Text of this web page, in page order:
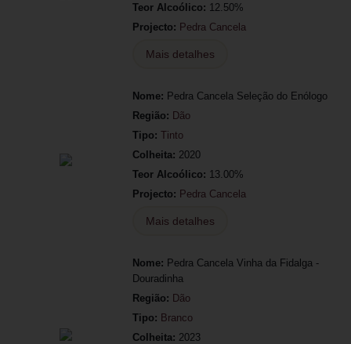
Teor Alcoólico: 12.50%
Projecto: Pedra Cancela
Mais detalhes
Nome: Pedra Cancela Seleção do Enólogo
Região: Dão
Tipo: Tinto
Colheita: 2020
Teor Alcoólico: 13.00%
Projecto: Pedra Cancela
Mais detalhes
Nome: Pedra Cancela Vinha da Fidalga -
Douradinha
Região: Dão
Tipo: Branco
Colheita: 2023